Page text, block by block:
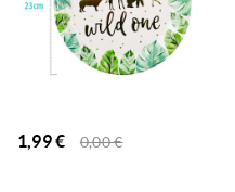
1,99€ 0,00€